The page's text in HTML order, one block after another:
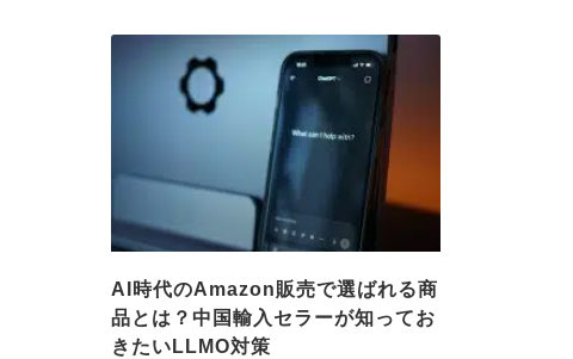
AI時代のAmazon販売で選ばれる商
品とは？中国輸入セラーが知ってお
きたいLLMO対策